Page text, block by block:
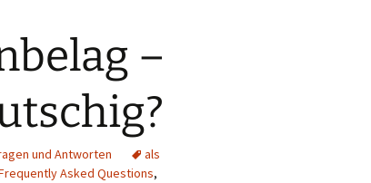
–
und Antworten
als
Asked Questions,